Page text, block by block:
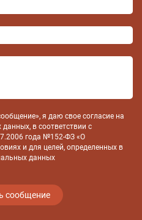
я даю свое согласие на
в соответствии с
года №152-ФЗ «О
и для целей, определенных в
данных